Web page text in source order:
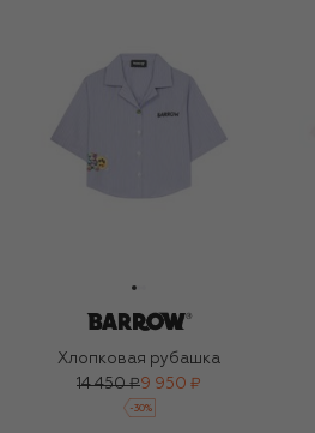
Хлопковая рубашка
14 450 ₽9 950 ₽
-30%